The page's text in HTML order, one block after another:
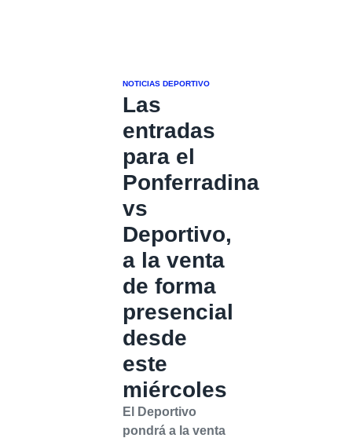
NOTICIAS DEPORTIVO
Las
entradas
para el
Ponferradina
vs
Deportivo,
a la venta
de forma
presencial
desde
este
miércoles
El Deportivo
pondrá a la venta